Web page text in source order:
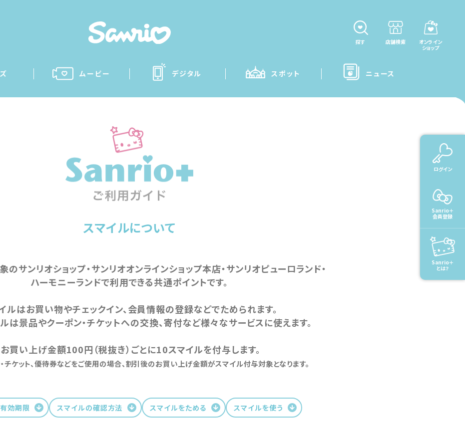
ログイン
Sanrio＋
会員登録
Sanrio＋
とは？
探す 店舗検索
オンライン
ショップ
ムービー デジタル スポット ニュース
スマイルについて
のサンリオショップ・サンリオオンラインショップ本店・サンリオピューロランド・
ハーモニーランドで利用できる共通ポイントです。
ルはお買い物やチェックイン、会員情報の登録などでためられます。
は景品やクーポン・チケットへの交換、寄付など様々なサービスに使えます。
お買い上げ金額100円（税抜き）ごとに10スマイルを付与します。
ケット、優待券などをご使用の場合、割引後のお買い上げ金額がスマイル付与対象となります。
効期限 スマイルの確認方法 スマイルをためる スマイルを使う